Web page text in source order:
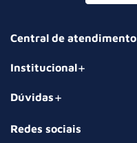
Central de atendimento
Institucional
Dúvidas
Redes sociais